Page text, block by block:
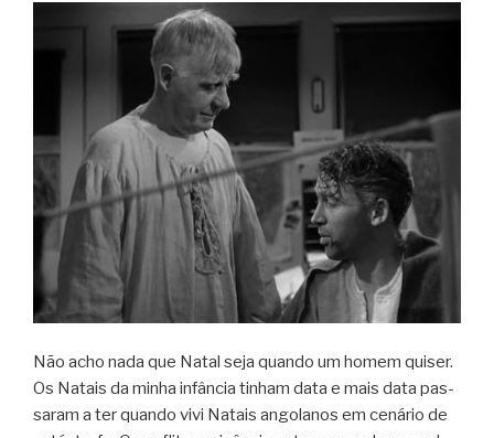
Não acho nada que Natal seja quando um homem qui­ser.
Os Natais da minha infân­cia tinham data e mais data pas­
sa­ram a ter quando vivi Natais ango­la­nos em cená­rio de